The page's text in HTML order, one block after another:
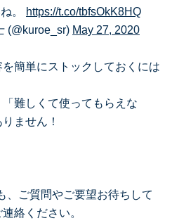
。
https://t.co/tbfsOkK8HQ
(@kuroe_sr) May 27, 2020
簡単にストックしておくには
難しくて使ってもらえな
ません！
、ご質問やご要望お待ちして
絡ください。